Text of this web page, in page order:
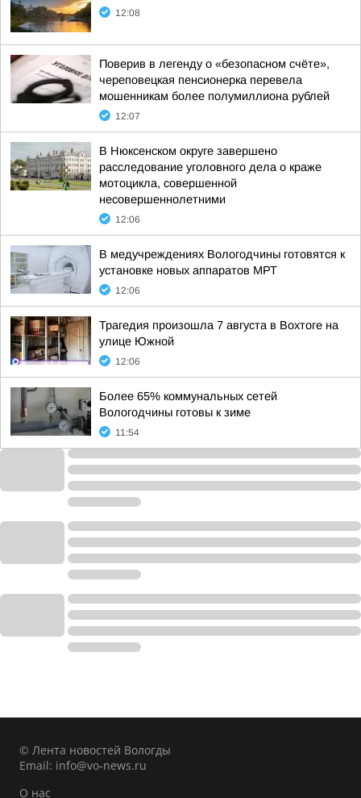
12:08
Поверив в легенду о «безопасном счёте»,
череповецкая пенсионерка перевела
мошенникам более полумиллиона рублей
12:07
В Нюксенском округе завершено
расследование уголовного дела о краже
мотоцикла, совершенной
несовершеннолетними
12:06
В медучреждениях Вологодчины готовятся к
установке новых аппаратов МРТ
12:06
Трагедия произошла 7 августа в Вохтоге на
улице Южной
12:06
Более 65% коммунальных сетей
Вологодчины готовы к зиме
11:54
© Лента новостей Вологды
Email: info@vo-news.ru
О нас